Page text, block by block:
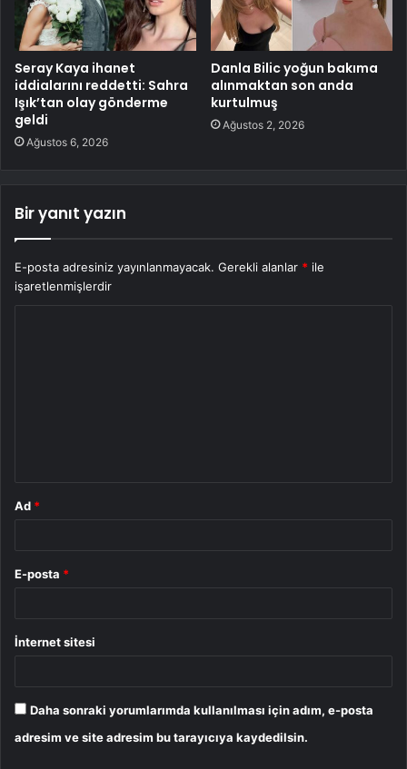
Seray Kaya ihanet
iddialarını reddetti: Sahra
Işık’tan olay gönderme
geldi
Ağustos 6, 2026
Danla Bilic yoğun bakıma
alınmaktan son anda
kurtulmuş
Ağustos 2, 2026
Bir yanıt yazın
E-posta adresiniz yayınlanmayacak. Gerekli alanlar * ile
işaretlenmişlerdir
Ad *
E-posta *
İnternet sitesi
Daha sonraki yorumlarımda kullanılması için adım, e-posta
adresim ve site adresim bu tarayıcıya kaydedilsin.